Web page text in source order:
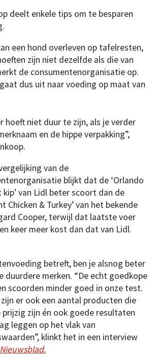
deelt enkele tips om te besparen
een hond overleven op tafelresten,
zijn niet dezelfde als die van
de consumentenorganisatie op.
dus uit naar voeding op maat van
hoeft niet duur te zijn, als je verder
en de hippe verpakking”,
van de
blijkt dat de ‘Orlando
kip’ van Lidl beter scoort dan de
Chicken & Turkey’ van het bekende
Cooper, terwijl dat laatste voer
keer meer kost dan dat van Lidl.
betreft, ben je alsnog beter
duurdere merken. “De echt goedkope
scoorden minder goed in onze test.
zijn er ook een aantal producten die
zijn én ook goede resultaten
leggen op het vlak van
klinkt het in een interview